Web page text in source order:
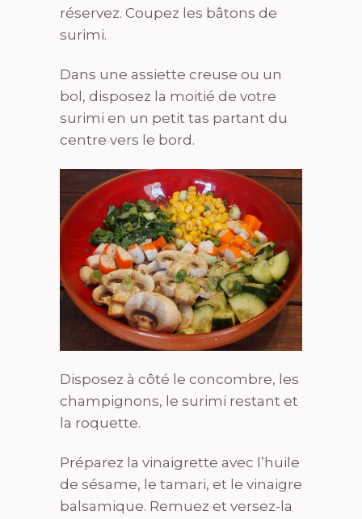
réservez. Coupez les bâtons de
surimi.
Dans une assiette creuse ou un
bol, disposez la moitié de votre
surimi en un petit tas partant du
centre vers le bord.
Disposez à côté le concombre, les
champignons, le surimi restant et
la roquette.
Préparez la vinaigrette avec l’huile
de sésame, le tamari, et le vinaigre
balsamique. Remuez et versez-la